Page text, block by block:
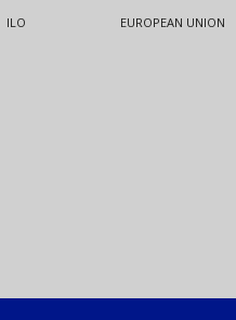
ILO EUROPEAN UNION